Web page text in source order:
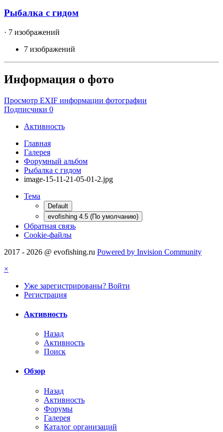
Рыбалка с гидом
· 7 изображений
7 изображений
Информация о фото
Просмотр EXIF информации фотографии
Подписчики 0
Активность
Главная
Галерея
Форумный альбом
Рыбалка с гидом
image-15-11-21-05-01-2.jpg
Тема
Default
evofishing 4.5 (По умолчанию)
Обратная связь
Cookie-файлы
2017 - 2026 @ evofishing.ru Powered by Invision Community
×
Уже зарегистрированы? Войти
Регистрация
Активность
Назад
Активность
Поиск
Обзор
Назад
Активность
Форумы
Галерея
Каталог организаций